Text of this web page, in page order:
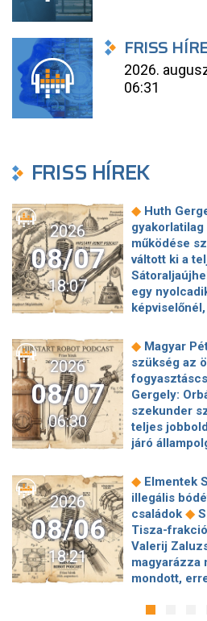
FRISS
2026.
06:31
FRISS HÍREK
2026
08/07
18:07
◆ Huth
működése
váltott ki a
egy
hírszerzés
belül
tagállamot ◆
cége
segítségét
mozgolódás
többen
Zoltán: Zajlik
◆Gajdos
hogy a Mol
MOHU-
Milliós
tankolással!
2026
08/07
06:30
◆ Magyar
szükség az
Gergely:
szekunder
teljes
járó
Donald Trump
katasztrófa”
orosz hibrid
Ákos:
jön a kekvák
hajnalban
határát a
megütheti
szavaz a
2026
08/06
18:21
◆ Elmentek
illegális
családok ◆
Tisza-
Valerij
magyarázza
mondott,